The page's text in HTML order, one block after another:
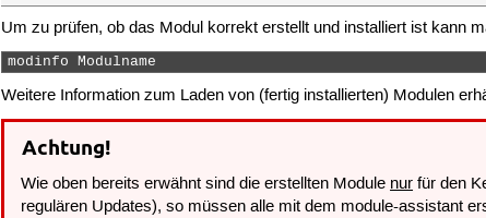
Um zu prüfen, ob das Modul korrekt erstellt und installiert ist kann
modinfo Modulname
Weitere Information zum Laden von (fertig installierten) Modulen
Achtung!
Wie oben bereits erwähnt sind die erstellten Module nur für den
regulären Updates), so müssen alle mit dem module-assistant